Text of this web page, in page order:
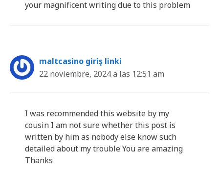
your magnificent writing due to this problem
maltcasino giriş linki
22 noviembre, 2024 a las 12:51 am
I was recommended this website by my
cousin I am not sure whether this post is
written by him as nobody else know such
detailed about my trouble You are amazing
Thanks